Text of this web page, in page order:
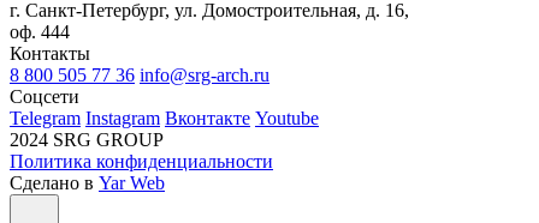
г. Санкт-Петербург, ул. Домостроительная, д. 16,
оф. 444
Контакты
8 800 505 77 36 info@srg-arch.ru
Соцсети
Telegram Instagram Вконтакте Youtube
2024 SRG GROUP
Политика конфиденциальности
Сделано в Yar Web